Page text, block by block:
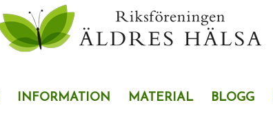
INFORMATION MATERIAL BLOGG